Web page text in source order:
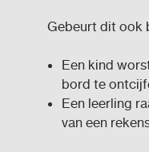
Gebeurt dit ook
Een kind
bord te
Een leerling
van een